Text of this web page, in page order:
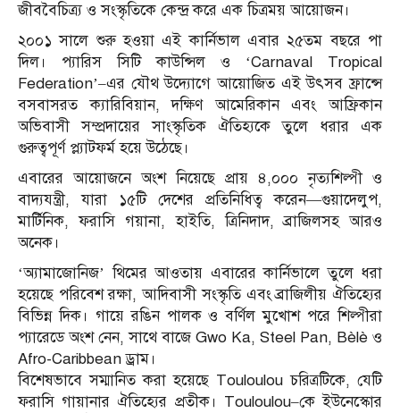
জীববৈচিত্র্য ও সংস্কৃতিকে কেন্দ্র করে এক চিত্রময় আয়োজন।
২০০১ সালে শুরু হওয়া এই কার্নিভাল এবার ২৫তম বছরে পা
দিল। প্যারিস সিটি কাউন্সিল ও ‘Carnaval Tropical
Federation’–এর যৌথ উদ্যোগে আয়োজিত এই উৎসব ফ্রান্সে
বসবাসরত ক্যারিবিয়ান, দক্ষিণ আমেরিকান এবং আফ্রিকান
অভিবাসী সম্প্রদায়ের সাংস্কৃতিক ঐতিহ্যকে তুলে ধরার এক
গুরুত্বপূর্ণ প্ল্যাটফর্ম হয়ে উঠেছে।
এবারের আয়োজনে অংশ নিয়েছে প্রায় ৪,০০০ নৃত্যশিল্পী ও
বাদ্যযন্ত্রী, যারা ১৫টি দেশের প্রতিনিধিত্ব করেন—গুয়াদেলুপ,
মার্টিনিক, ফরাসি গয়ানা, হাইতি, ত্রিনিদাদ, ব্রাজিলসহ আরও
অনেক।
‘অ্যামাজোনিজ’ থিমের আওতায় এবারের কার্নিভালে তুলে ধরা
হয়েছে পরিবেশ রক্ষা, আদিবাসী সংস্কৃতি এবং ব্রাজিলীয় ঐতিহ্যের
বিভিন্ন দিক। গায়ে রঙিন পালক ও বর্ণিল মুখোশ পরে শিল্পীরা
প্যারেডে অংশ নেন, সাথে বাজে Gwo Ka, Steel Pan, Bèlè ও
Afro-Caribbean ড্রাম।
বিশেষভাবে সম্মানিত করা হয়েছে Touloulou চরিত্রটিকে, যেটি
ফরাসি গায়ানার ঐতিহ্যের প্রতীক। Touloulou–কে ইউনেস্কোর